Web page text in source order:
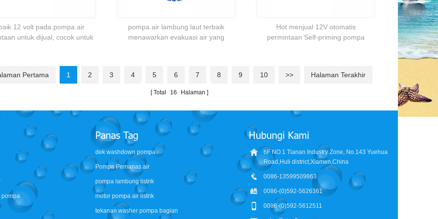
12 volt sesuai
Singflo FLO-2203 12 volt diafragma
Pompa air RV 12 V terbaik 45psi 12v
Pabrikan 3GPM self-priming 12
RV diafragma pompa sistem air
12 volt pada pompa air
untuk dijual, cocok untuk
pompa air lambung laut terbaik
menawarkan evakuasi air yang
Hot menjual 12V otomatis
permintaan Self-priming pompa
Pertama 1 2 3 4 5 6 7 8 9 10 >> Halaman Terakhir
Total 16 Halaman
pompa
Panas Tag
dek washdown pompa
Pompa Pemanas air
pompa lambung listrik
motor pompa air listrik
tekanan washer pompa bagian
Hubungi Kami
6F NO.1 Tianan Industry Zone, No.143 Yuehua
Road,Huli district,Xiamen,China
0086-13599509863
0086-(0)592-5626361
0086-(0)592-5612511